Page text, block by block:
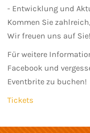
- Entwicklung und
Kommen Sie
Wir freuen uns auf Sie!
Für weitere
Facebook und
Eventbrite zu buchen!
Tickets